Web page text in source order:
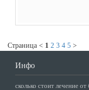
Страница < 1 2 3 4 5 >
Инфо
сколько стоит лечение